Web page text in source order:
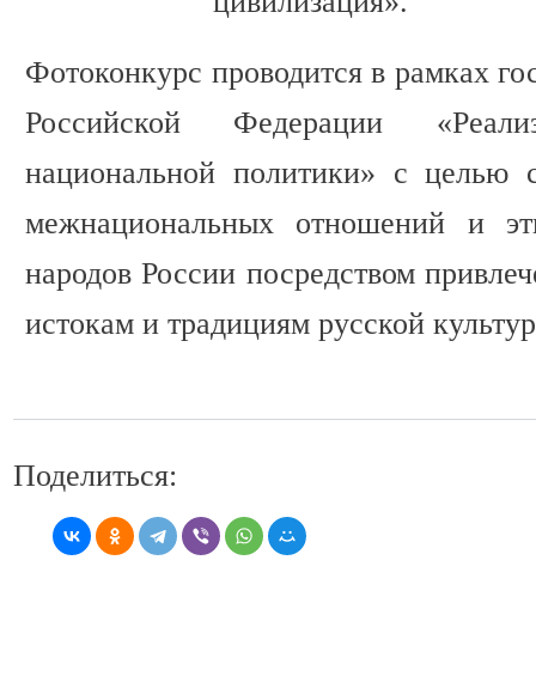
Фотоконкурс проводится в рамках
Российской Федерации
национальной политики» с целью
межнациональных отношений и
народов России посредством
истокам и традициям русской
Поделиться: